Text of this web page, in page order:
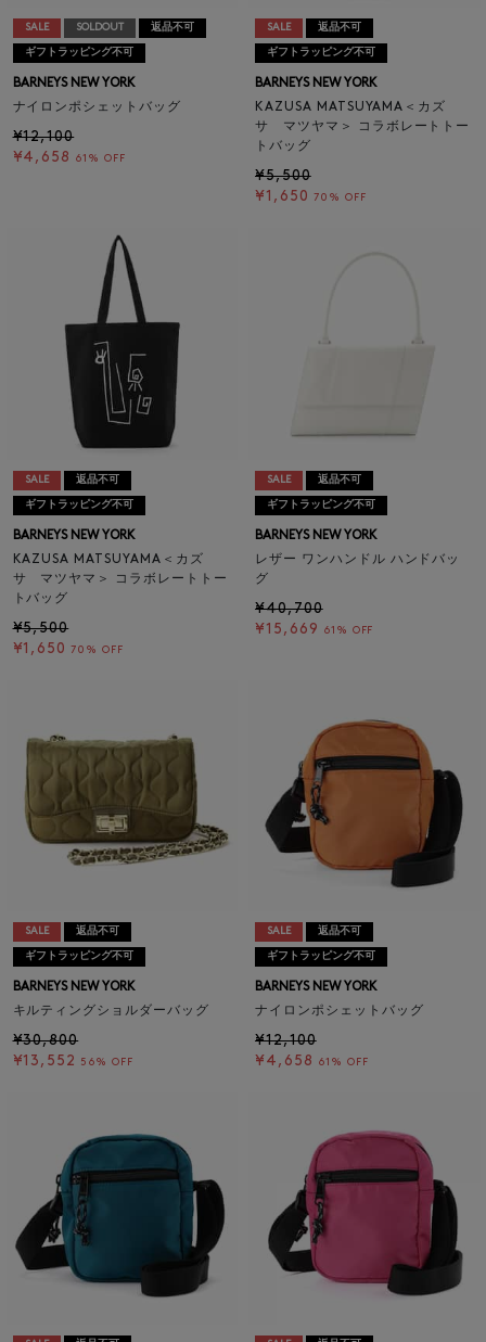
SALE SOLDOUT 返品不可
ギフトラッピング不可
BARNEYS NEW YORK
ナイロンポシェットバッグ
¥12,100
¥4,658
61% OFF
SALE 返品不可
ギフトラッピング不可
BARNEYS NEW YORK
KAZUSA MATSUYAMA＜カズ
サ マツヤマ＞ コラボレートトー
トバッグ
¥5,500
¥1,650 70% OFF
SALE 返品不可
ギフトラッピング不可
BARNEYS NEW YORK
KAZUSA MATSUYAMA＜カズ
サ マツヤマ＞ コラボレートトー
トバッグ
¥5,500
¥1,650 70% OFF
SALE 返品不可
ギフトラッピング不可
BARNEYS NEW YORK
レザー ワンハンドル ハンドバッ
グ
¥40,700
¥15,669
61% OFF
SALE 返品不可
ギフトラッピング不可
BARNEYS NEW YORK
キルティングショルダーバッグ
¥30,800
¥13,552
56% OFF
SALE 返品不可
ギフトラッピング不可
BARNEYS NEW YORK
ナイロンポシェットバッグ
¥12,100
¥4,658
61% OFF